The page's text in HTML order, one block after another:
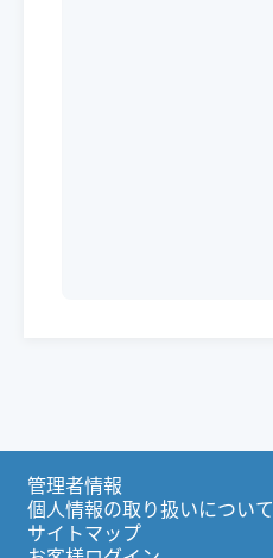
管理者情報
個人情報の取り扱いについて
サイトマップ